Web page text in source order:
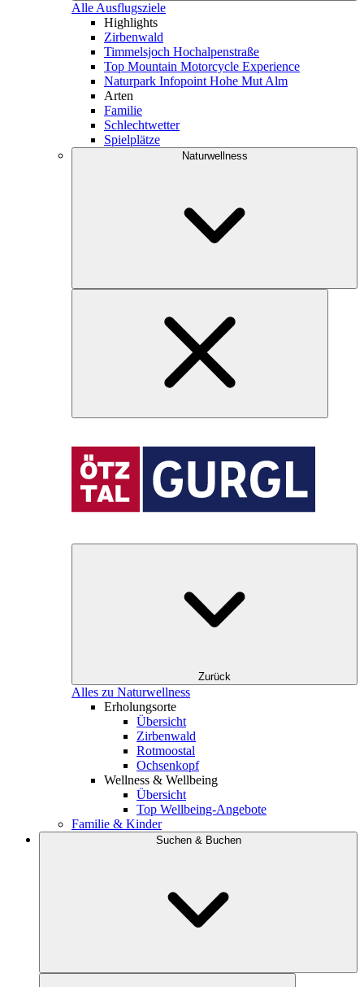
Alle Ausflugsziele
Highlights
Zirbenwald
Timmelsjoch Hochalpenstraße
Top Mountain Motorcycle Experience
Naturpark Infopoint Hohe Mut Alm
Arten
Familie
Schlechtwetter
Spielplätze
Naturwellness
Zurück
Alles zu Naturwellness
Erholungsorte
Übersicht
Zirbenwald
Rotmoostal
Ochsenkopf
Wellness & Wellbeing
Übersicht
Top Wellbeing-Angebote
Familie & Kinder
Suchen & Buchen